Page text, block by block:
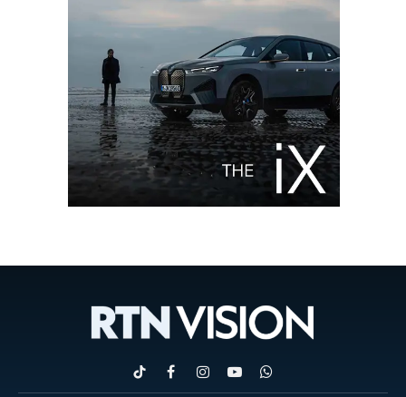
TikTokFacebookInstagram
YouTubeWhatsApp